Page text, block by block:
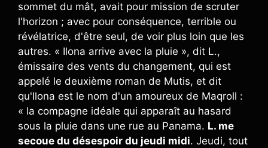
sommet du mât, avait pour mission de scruter
l'horizon ; avec pour conséquence, terrible ou
révélatrice, d'être seul, de voir plus loin que les
autres. « Ilona arrive avec la pluie », dit L.,
émissaire des vents du changement, qui est
appelé le deuxième roman de Mutis, et dit
qu'Ilona est le nom d'un amoureux de Maqroll :
« la compagne idéale qui apparaît au hasard
sous la pluie dans une rue au Panama. L. me
secoue du désespoir du jeudi midi. Jeudi, tout